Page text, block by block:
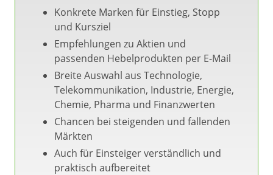
Konkrete Marken für Einstieg, Stopp
und Kursziel
Empfehlungen zu Aktien und
passenden Hebelprodukten per E-Mail
Breite Auswahl aus Technologie,
Telekommunikation, Industrie, Energie,
Chemie, Pharma und Finanzwerten
Chancen bei steigenden und fallenden
Märkten
Auch für Einsteiger verständlich und
praktisch aufbereitet